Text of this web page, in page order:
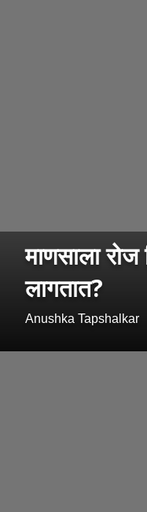
माणसाला
लागतात?
Anushka Tapshalkar